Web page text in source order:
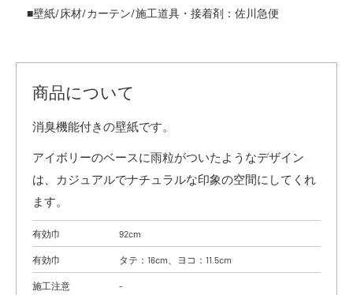
■壁紙/床材/カーテン/施工道具・接着剤：佐川急便
商品について
消臭機能付きの壁紙です。
アイボリーのベースに雨粒がついたようなデザイン
は、カジュアルでナチュラルな印象の空間にしてくれ
ます。
有効巾 92cm
有効巾 タテ：16cm、ヨコ：11.5cm
施工注意 -